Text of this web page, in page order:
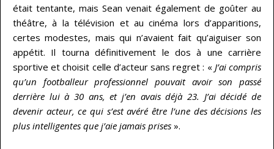
était tentante, mais Sean venait également de goûter au
théâtre, à la télévision et au cinéma lors d’apparitions,
certes modestes, mais qui n’avaient fait qu’aiguiser son
appétit. Il tourna définitivement le dos à une carrière
sportive et choisit celle d’acteur sans regret : « J’ai compris
qu’un footballeur professionnel pouvait avoir son passé
derrière lui à 30 ans, et j’en avais déjà 23. J’ai décidé de
devenir acteur, ce qui s’est avéré être l’une des décisions les
plus intelligentes que j’aie jamais prises ».